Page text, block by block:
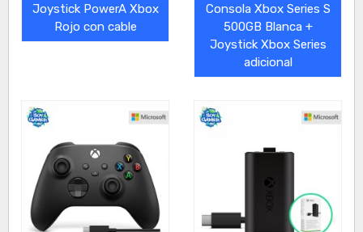
Joystick PowerA Xbox
Rojo con cable
Consola Xbox Series S
500GB Blanca +
Joystick Xbox Series
adicional